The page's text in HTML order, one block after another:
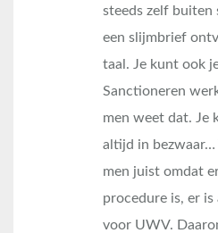
steeds zelf buiten
een slijmbrief
taal. Je kunt ook
Sanctioneren
men weet dat. Je
altijd in bezwaar…
men juist omdat
procedure is, er
voor UWV.